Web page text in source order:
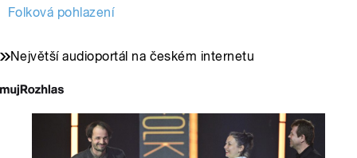
Folková pohlazení
Největší audioportál na českém internetu